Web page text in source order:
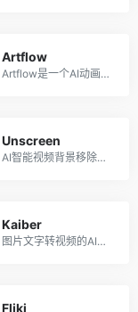
Artflow
Artflow是一个AI动画创建工具，可以帮助你毫不费力地将创意转化为动画故事，让创意源源不断。Artflow允许你使用人工智能生成的素材，用原创角色创建自己独特的动画故事。
Unscreen
AI智能视频背景移除工具
Kaiber
图片文字转视频的AI引擎
Fliki